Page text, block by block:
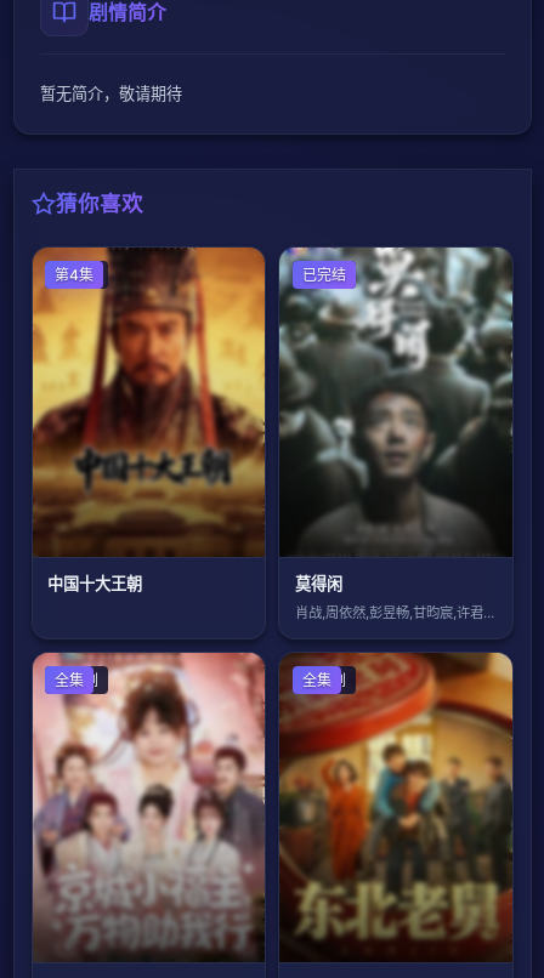
剧情简介
暂无简介，敬请期待
猜你喜欢
国产剧
第4集
中国十大王朝
国产剧
已完结
莫得闲
肖战,周依然,彭昱畅,甘昀宸,许君聪,刘
国产剧
全集 国产剧
全集